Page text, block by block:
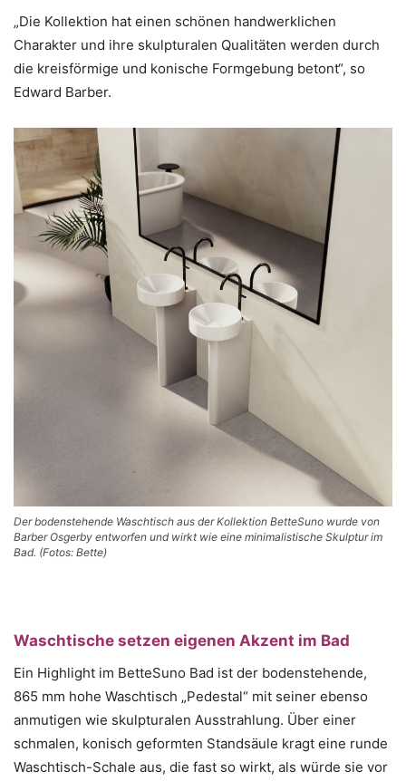
„Die Kollektion hat einen schönen handwerklichen
Charakter und ihre skulpturalen Qualitäten werden durch
die kreisförmige und konische Formgebung betont“, so
Edward Barber.
Der bodenstehende Waschtisch aus der Kollektion BetteSuno wurde von
Barber Osgerby entworfen und wirkt wie eine minimalistische Skulptur im
Bad. (Fotos: Bette)
Waschtische setzen eigenen Akzent im Bad
Ein Highlight im BetteSuno Bad ist der bodenstehende,
865 mm hohe Waschtisch „Pedestal“ mit seiner ebenso
anmutigen wie skulpturalen Ausstrahlung. Über einer
schmalen, konisch geformten Standsäule kragt eine runde
Waschtisch-Schale aus, die fast so wirkt, als würde sie vor